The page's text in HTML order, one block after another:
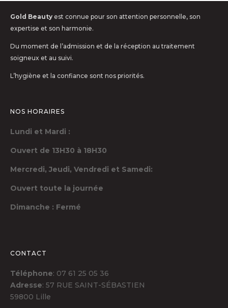
Gold Beautyest connue pour son attention personnelle, son
expertise et son harmonie.
Du moment de l’admission et de la réception au traitement
soigneux et au suivi.
L’hygiène et la confiance sont nos priorités.
NOS HORAIRES
Lundi et Mardi :
Ouvert de 13H30 à 18H30
Mercredi, Jeudi, Vendredi et Samedi:
Ouvert toute la journée
Dimanche : Fermé
CONTACT
Téléphone: 07 61 25 05 36
Adresse: 57 RUE SAINT-SÉBASTIEN
59800 Lille